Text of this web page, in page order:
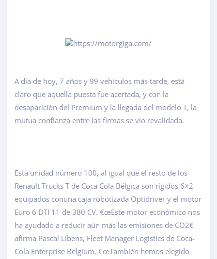
A día de hoy, 7 años y 99 vehículos más tarde, está
claro que aquella puesta fue acertada, y con la
desaparición del Premium y la llegada del modelo T, la
mutua confianza entre las firmas se vio revalidada.
Esta unidad número 100, al igual que el resto de los
Renault Trucks T de Coca Cola Bélgica son rígidos 6×2
equipados conuna caja robotizada Optidriver y el motor
Euro 6 DTI 11 de 380 CV. €œEste motor económico nos
ha ayudado a reducir aún más las emisiones de CO2€
afirma Pascal Libens, Fleet Manager Logistics de Coca-
Cola Enterprise Belgium. €œTambién hemos elegido